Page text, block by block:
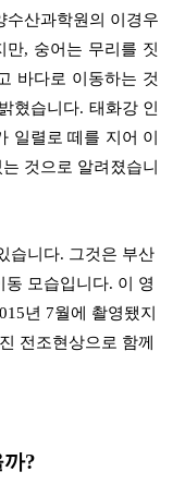
수산과학원의 이경우
만, 숭어는 무리를 짓
바다로 이동하는 것
혔습니다. 태화강 인
일렬로 떼를 지어 이
것으로 알려졌습니
습니다. 그것은 부산
동 모습입니다. 이 영
년 7월에 촬영됐지
전조현상으로 함께
까?